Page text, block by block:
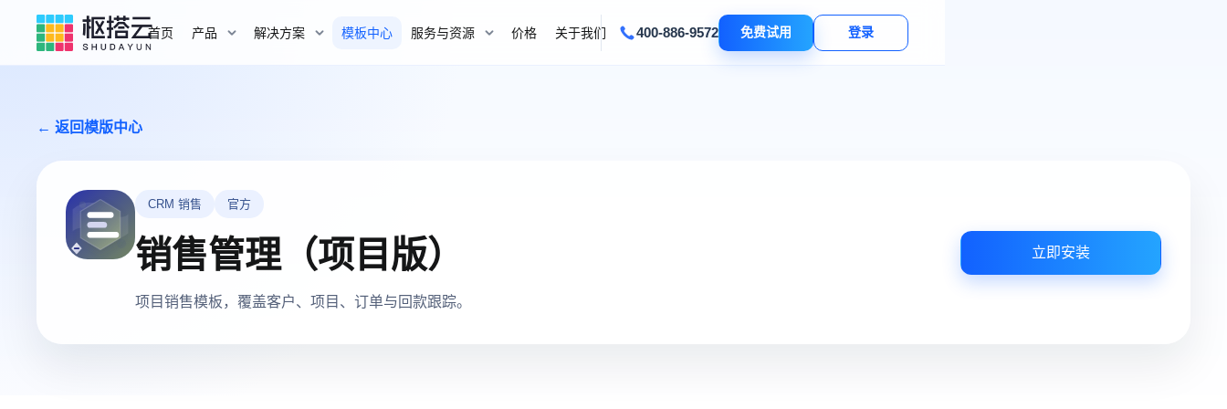
首页 产品 解决方案 模板中心 服务与资源 价格 关于我们 400-886-9572 免费试用 登录
← 返回模版中心
CRM 销售 官方
销售管理（项目版）
项目销售模板，覆盖客户、项目、订单与回款跟踪。
立即安装